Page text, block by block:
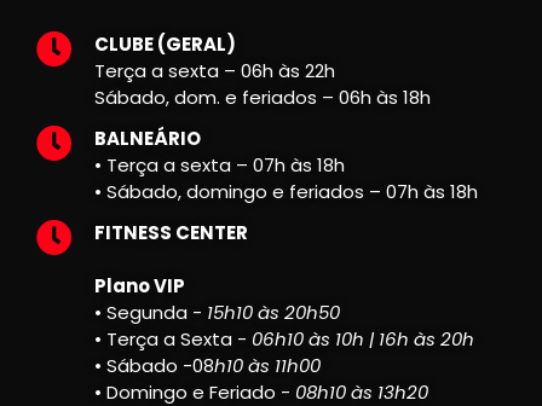
CLUBE (GERAL)
Terça a sexta – 06h às 22h
Sábado, dom. e feriados – 06h às 18h
BALNEÁRIO
• Terça a sexta – 07h às 18h
• Sábado, domingo e feriados – 07h às 18h
FITNESS CENTER
Plano VIP
• Segunda - 15h10 às 20h50
• Terça a Sexta - 06h10 às 10h | 16h às 20h
• Sábado -08h10 às 11h00
• Domingo e Feriado - 08h10 às 13h20